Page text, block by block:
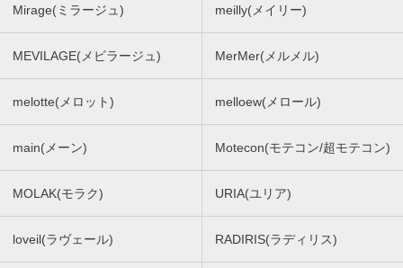
Mirage(ミラージュ) meilly(メイリー)
MEVILAGE(メビラージュ) MerMer(メルメル)
melotte(メロット) melloew(メロール)
main(メーン) Motecon(モテコン/超モテコン)
MOLAK(モラク) URIA(ユリア)
loveil(ラヴェール) RADIRIS(ラディリス)